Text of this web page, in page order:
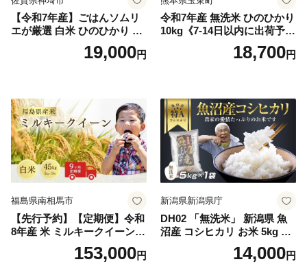
【令和7年産】ごはんソムリ
エが厳選 白米 ひのひかり 10
米 10kg 5kg×2 ひのひかり ブ
19,000円
令和7年産 無洗米 ひのひかり
10kg《7-14日以内に出荷予定
(土日祝除く)》コメ 米 無洗米
令和7年産 高レビュー｜人気
18,700円
福島県南相馬市
【先行予約】【定期便】令和
8年産 米 ミルキークイーン
白米 45kg (5kg×9回) | ミルキ
ークイーン 米5kg 福島 福島
153,000円
新潟県新潟県庁
DH02 「無洗米」 新潟県 魚
沼産 コシヒカリ お米 5kg こ
しひかり 精米 米（お米の美
味しい炊き方ガイド付き）
14,000円